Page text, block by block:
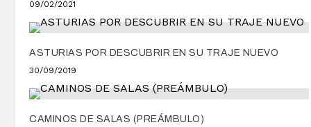
09/02/2021
ASTURIAS POR DESCUBRIR EN SU TRAJE NUEVO
30/09/2019
CAMINOS DE SALAS (PREÁMBULO)